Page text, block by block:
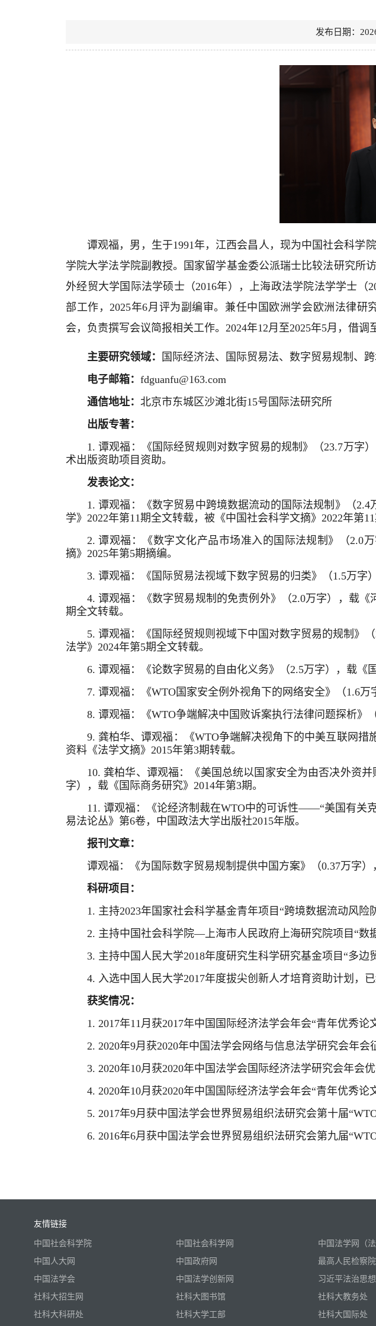
发布日期：
谭观福，男，生于1991年，江西会昌人，现为中国社会科学
学院大学法学院副教授。国家留学基金委公派瑞士比较法研究所
外经贸大学国际法学硕士（2016年），上海政法学院法学学士（
部工作， 2025年6月评为副编审。兼任中国欧洲学会欧洲法律研
会，负责撰写会议简报相关工作。 2024年12月至2025年5月，借调
主要研究领域：
国际经济法、国际贸易法、数字贸易规制、跨
电子邮箱： fdguanfu@163.com
通信地址： 北京市东城区沙滩北街15号国际法研究所
出版专著：
1. 谭观福：《国际经贸规则对数字贸易的规制》（23.7万字
术出版资助项目资助。
发表论文：
1. 谭观福：《数字贸易中跨境数据流动的国际法规制》（
学》2022年第11期全文转载，被《中国社会科学文摘》2022年第
2. 谭观福：《数字文化产品市场准入的国际法规制》（2.0
摘》2025年第5期摘编。
3. 谭观福：《国际贸易法视域下数字贸易的归类》（1.5万字
4. 谭观福：《数字贸易规制的免责例外》（2.0万字），载
期全文转载。
5. 谭观福：《国际经贸规则视域下中国对数字贸易的规制》
法学》2024年第5期全文转载。
6. 谭观福：《论数字贸易的自由化义务》（2.5万字），载《
7. 谭观福：《WTO国家安全例外视角下的网络安全》（1.6万
8. 谭观福：《WTO争端解决中国败诉案执行法律问题探析》
9. 龚柏华、谭观福：《WTO争端解决视角下的中美互联网措
资料《法学文摘》2015年第3期转载。
10. 龚柏华、谭观福：《美国总统以国家安全为由否决外资
字），载《国际商务研究》2014年第3期。
11. 谭观福：《论经济制裁在WTO中的可诉性——“美国有关
易法论丛》第6卷，中国政法大学出版社2015年版。
报刊文章：
谭观福：《为国际数字贸易规制提供中国方案》（0.37万字）
科研项目：
1. 主持2023年国家社会科学基金青年项目“跨境数据流动风险
2. 主持中国社会科学院—上海市人民政府上海研究院项目“数
3. 主持中国人民大学2018年度研究生科学研究基金项目“多
4. 入选中国人民大学2017年度拔尖创新人才培育资助计划，已
获奖情况：
1. 2017年11月获2017年中国国际经济法学会年会“青年优秀论
2. 2020年9月获2020年中国法学会网络与信息法学研究会年会
3. 2020年10月获2020年中国法学会国际经济法学研究会年会优
4. 2020年10月获2020年中国国际经济法学会年会“青年优秀论
5. 2017年9月获中国法学会世界贸易组织法研究会第十届
6. 2016年6月获中国法学会世界贸易组织法研究会第九届
友情链接
中国社会科学院 中国社会科学网 中国法学网（
中国人大网
中国政府网 最高人民检察院
中国法学会
中国法学创新网 习近平法治思想
社科大招生网
社科大图书馆 社科大教务处
社科大科研处
社科大学工部 社科大国际处